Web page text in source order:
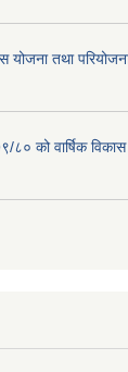
योजना तथा
८० को वार्षिक